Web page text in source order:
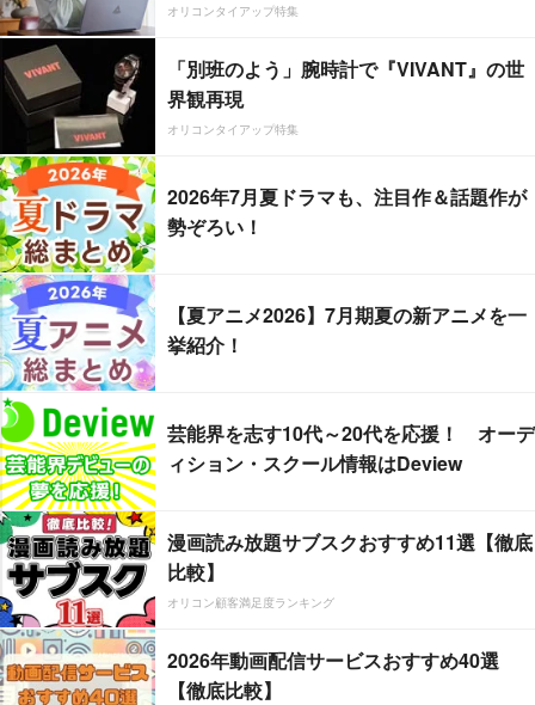
オリコンタイアップ特集
「別班のよう」腕時計で『VIVANT』の世
界観再現
オリコンタイアップ特集
2026年7月夏ドラマも、注目作＆話題作が
勢ぞろい！
【夏アニメ2026】7月期夏の新アニメを一
挙紹介！
芸能界を志す10代～20代を応援！ オーデ
ィション・スクール情報はDeview
漫画読み放題サブスクおすすめ11選【徹底
比較】
オリコン顧客満足度ランキング
2026年動画配信サービスおすすめ40選
【徹底比較】